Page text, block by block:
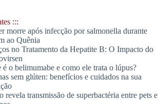
:::
morre após infecção por salmonella durante
ao Quênia
no Tratamento da Hepatite B: O Impacto do
é o belimumabe e como ele trata o lúpus?
sem glúten: benefícios e cuidados na sua
revela transmissão de superbactéria entre pets e